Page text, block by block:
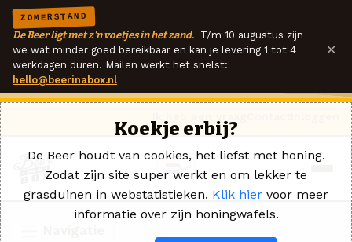
ZOMERSTAND
De Beer ligt met z'n voetjes in het zand. T/m 10 augustus zijn
we wat minder goed bereikbaar en kan je levering 1 tot 4
werkdagen duren. Mailen werkt het snelst:
hello@beerinabox.nl
×
Koekje erbij?
De Beer houdt van cookies, het liefst met honing.
Zodat zijn site super werkt en om lekker te
grasduinen in webstatistieken. Klik hier voor meer
informatie over zijn honingwafels.